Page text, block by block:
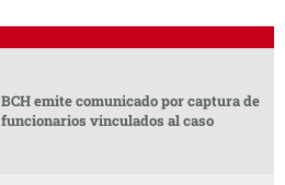
BCH emite comunicado por captura de
funcionarios vinculados al caso